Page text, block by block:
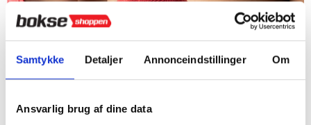
Samtykke Detaljer Annonceindstillinger Om
Ansvarlig brug af dine data